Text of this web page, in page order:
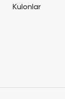
Kulonlar